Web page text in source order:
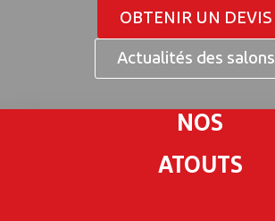
OBTENIR UN DEVIS
Actualités des salons
NOS
ATOUTS